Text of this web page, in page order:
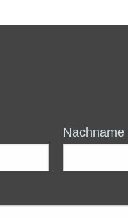
Nachname